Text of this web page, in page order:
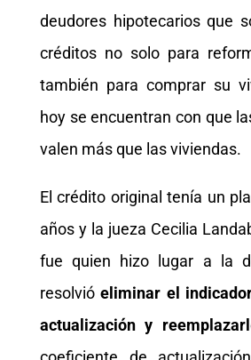
deudores hipotecarios que
créditos no solo para
también para comprar su
hoy se encuentran con que
valen más que las viviendas.
El crédito original tenía un
años y la jueza Cecilia
fue quien hizo lugar a la
resolvióeliminar el
actualización y reemplazarl